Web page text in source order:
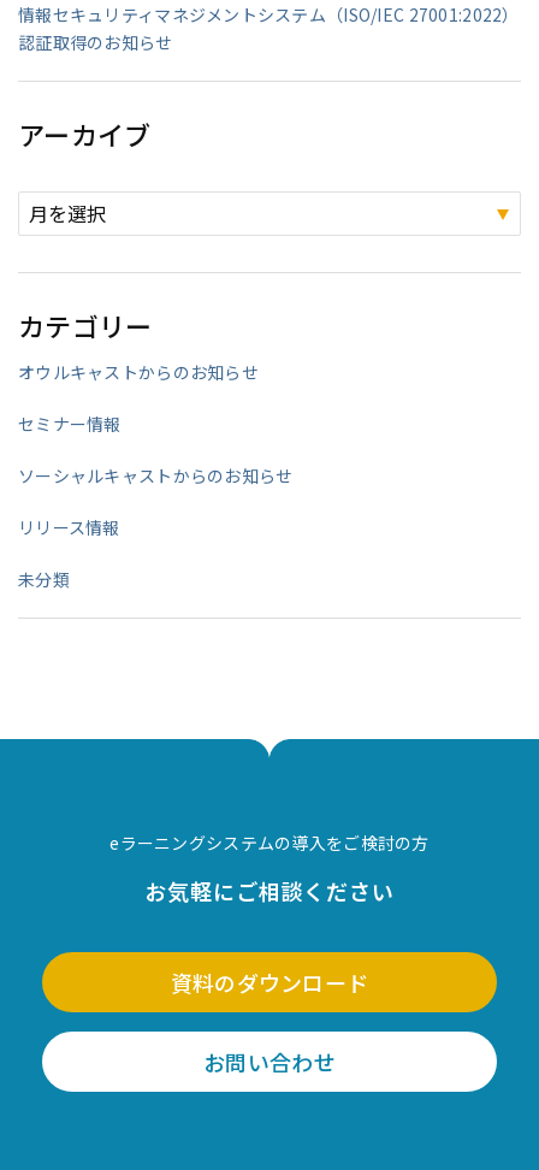
情報セキュリティマネジメントシステム（ISO/IEC 27001:2022）
認証取得のお知らせ
アーカイブ
カテゴリー
オウルキャストからのお知らせ
セミナー情報
ソーシャルキャストからのお知らせ
リリース情報
未分類
eラーニングシステムの導入をご検討の方
お気軽にご相談ください
資料のダウンロード
お問い合わせ